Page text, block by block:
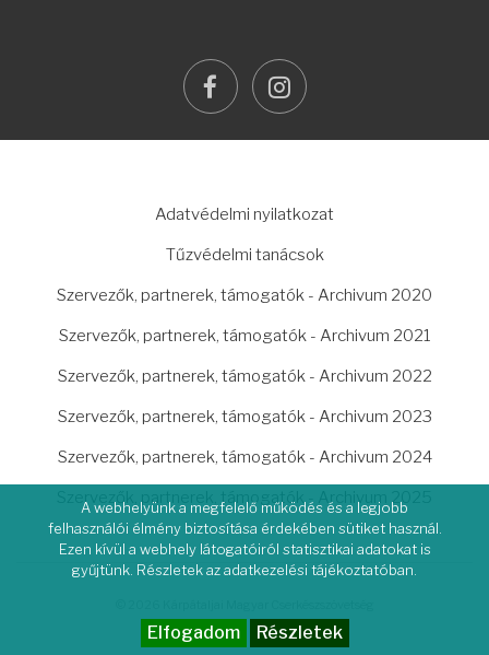
facebookinstagram
Adatvédelmi nyilatkozat
Tűzvédelmi tanácsok
Szervezők, partnerek, támogatók - Archivum 2020
Szervezők, partnerek, támogatók - Archivum 2021
Szervezők, partnerek, támogatók - Archivum 2022
Szervezők, partnerek, támogatók - Archivum 2023
Szervezők, partnerek, támogatók - Archivum 2024
Szervezők, partnerek, támogatók - Archivum 2025
A webhelyünk a megfelelő működés és a legjobb
felhasználói élmény biztosítása érdekében sütiket használ.
Ezen kívül a webhely látogatóiról statisztikai adatokat is
gyűjtünk. Részletek az adatkezelési tájékoztatóban.
Elfogadom Részletek